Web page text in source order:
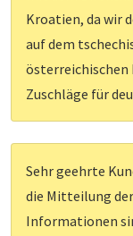
Kroatien, da wir
auf dem
österreichischen
Zuschläge für
Sehr geehrte
die Mitteilung
Informationen